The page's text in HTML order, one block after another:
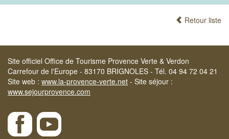
Retour liste
Site officiel Office de Tourisme Provence Verte & Verdon
Carrefour de l'Europe - 83170 BRIGNOLES - Tél. 04 94 72 04 21
Site web : www.la-provence-verte.net - Site séjour :
www.sejourprovence.com